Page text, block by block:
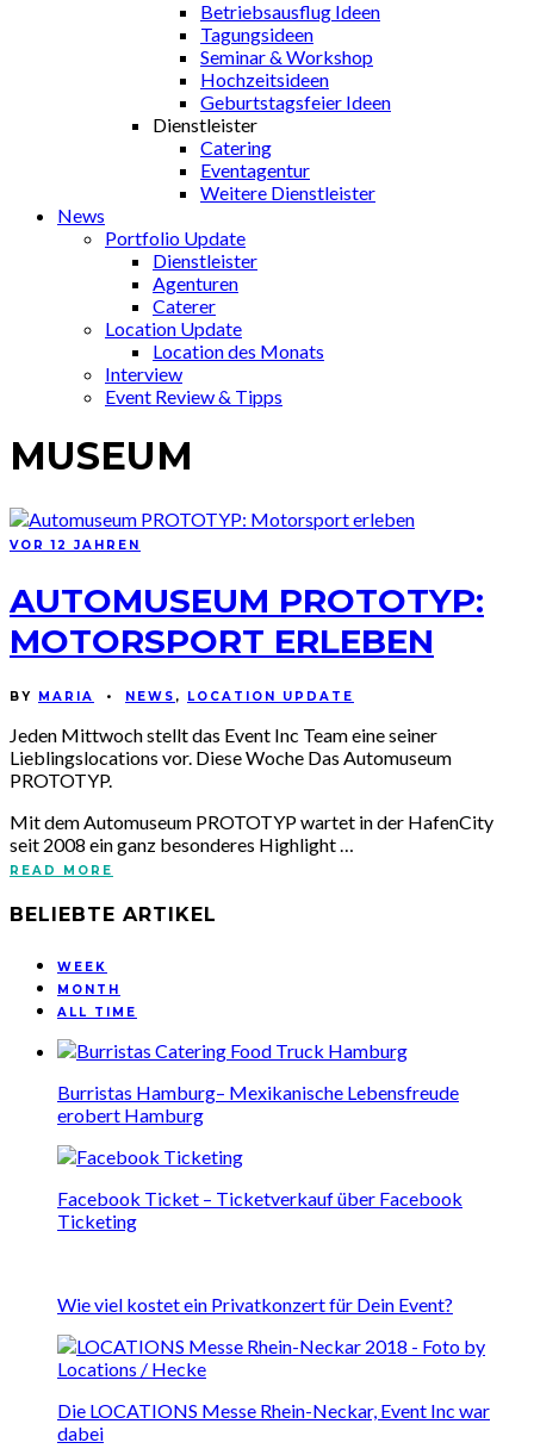
Betriebsausflug Ideen
Tagungsideen
Seminar & Workshop
Hochzeitsideen
Geburtstagsfeier Ideen
Dienstleister
Catering
Eventagentur
Weitere Dienstleister
News
Portfolio Update
Dienstleister
Agenturen
Caterer
Location Update
Location des Monats
Interview
Event Review & Tipps
MUSEUM
VOR 12 JAHREN
AUTOMUSEUM PROTOTYP:
MOTORSPORT ERLEBEN
BY MARIA • NEWS , LOCATION UPDATE
Jeden Mittwoch stellt das Event Inc Team eine seiner
Lieblingslocations vor. Diese Woche Das Automuseum
PROTOTYP.
Mit dem Automuseum PROTOTYP wartet in der HafenCity
seit 2008 ein ganz besonderes Highlight …
READ MORE
BELIEBTE ARTIKEL
WEEK
MONTH
ALL TIME
Burristas Hamburg– Mexikanische Lebensfreude
erobert Hamburg
Facebook Ticket – Ticketverkauf über Facebook
Ticketing
Wie viel kostet ein Privatkonzert für Dein Event?
Die LOCATIONS Messe Rhein-Neckar, Event Inc war
dabei